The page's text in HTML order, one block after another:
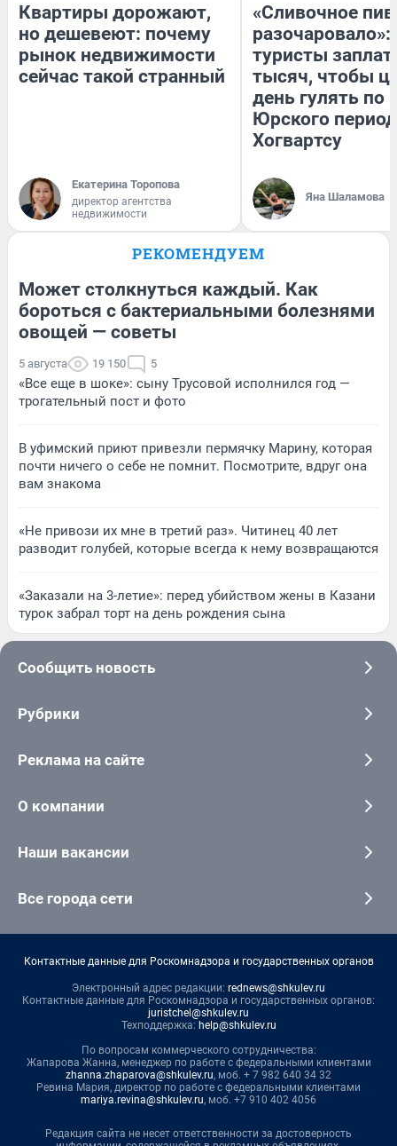
Квартиры дорожают,
но дешевеют: почему
рынок недвижимости
сейчас такой странный
Екатерина Торопова
директор агентства
недвижимости
«Сливочное
разочаровало»:
туристы
тысяч, чтобы
день гулять по
Юрского
Хогвартсу
Яна Шаламова
РЕКОМЕНДУЕМ
Может столкнуться каждый. Как
бороться с бактериальными болезнями
овощей — советы
5 августа 19 150 5
«Все еще в шоке»: сыну Трусовой исполнился год —
трогательный пост и фото
В уфимский приют привезли пермячку Марину, которая
почти ничего о себе не помнит. Посмотрите, вдруг она
вам знакома
«Не привози их мне в третий раз». Читинец 40 лет
разводит голубей, которые всегда к нему возвращаются
«Заказали на 3-летие»: перед убийством жены в Казани
турок забрал торт на день рождения сына
Сообщить новость
Рубрики
Реклама на сайте
О компании
Наши вакансии
Все города сети
Контактные данные для Роскомнадзора и государственных органов
Электронный адрес редакции: rednews@shkulev.ru
Контактные данные для Роскомнадзора и государственных органов:
juristchel@shkulev.ru
Техподдержка: help@shkulev.ru
По вопросам коммерческого сотрудничества:
Жапарова Жанна, менеджер по работе с федеральными клиентами
zhanna.zhaparova@shkulev.ru, моб. + 7 982 640 34 32
Ревина Мария, директор по работе с федеральными клиентами
mariya.revina@shkulev.ru, моб. +7 910 402 4056
Редакция сайта не несет ответственности за достоверность